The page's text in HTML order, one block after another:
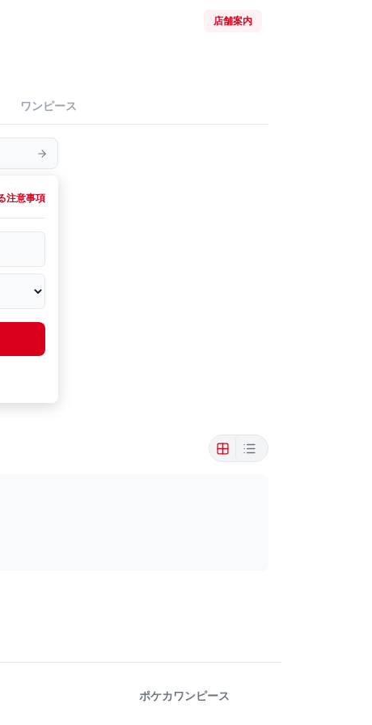
店舗案内
ワンピース
注意事項
ポケカワンピース